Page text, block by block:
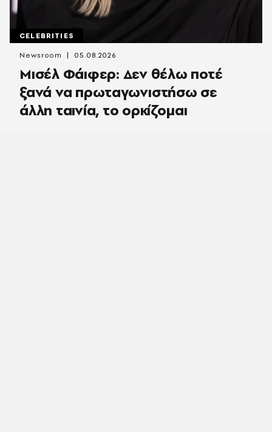
CELEBRITIES
Μισέλ Φάιφερ: Δεν θέλω ποτέ
ξανά να πρωταγωνιστήσω σε
άλλη ταινία, το ορκίζομαι
Newsroom 05.08.2026